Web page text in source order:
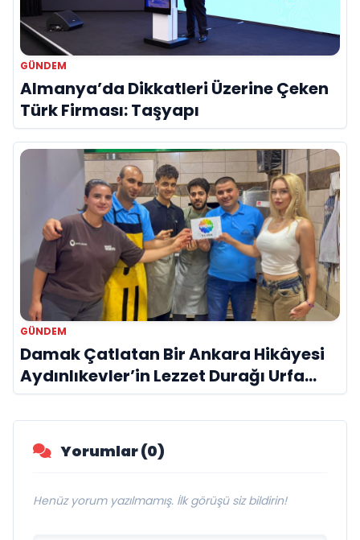
GÜNDEM
Almanya’da Dikkatleri Üzerine Çeken
Türk Firması: Taşyapı
GÜNDEM
Damak Çatlatan Bir Ankara Hikâyesi
Aydınlıkevler’in Lezzet Durağı Urfa
Damak
Yorumlar (0)
Henüz yorum yazılmamış. İlk görüşü siz bildirin!